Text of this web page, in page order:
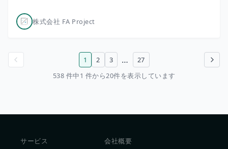
株式会社 FA Project
次のページ
1 2 3 …
27
538 件中1 件から20件を表示しています
サービス 会社概要